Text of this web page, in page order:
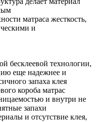
матраса жесткость,
и
бесклеевой технологии,
еще надежнее и
запаха клея
короба матрас
и внутри не
запахи
и отсутствие клея,